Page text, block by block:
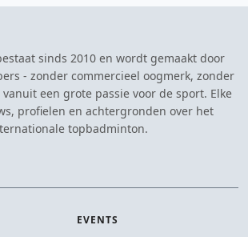
sinds 2010 en wordt gemaakt door
- zonder commercieel oogmerk, zonder
een grote passie voor de sport. Elke
profielen en achtergronden over het
topbadminton.
EVENTS